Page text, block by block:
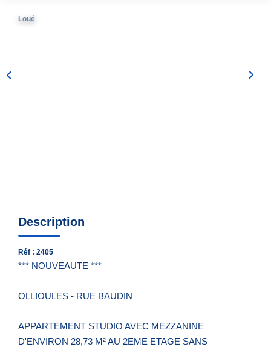
Loué
Description
Réf : 2405
*** NOUVEAUTE ***
OLLIOULES - RUE BAUDIN
APPARTEMENT STUDIO AVEC MEZZANINE
D'ENVIRON 28,73 M² AU 2EME ETAGE SANS